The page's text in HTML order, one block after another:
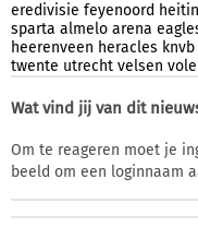
eredivisie feyenoord
sparta almelo arena
heerenveen heracles knvb
twente utrecht velsen
Wat vind jij van dit
Om te reageren moet je
beeld om een loginnaam